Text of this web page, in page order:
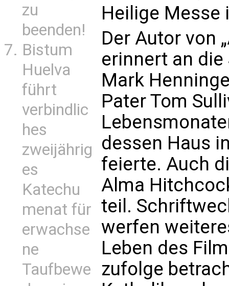
zu
beenden!
Bistum
Huelva
führt
verbindlic
hes
zweijährig
es
Katechu
menat für
erwachse
ne
Taufbewe
Heilige Messe
Der Autor von
erinnert an
Mark
Pater Tom
dessen Haus
feierte. Auch
Alma
teil.
werfen
Leben des
zufolge